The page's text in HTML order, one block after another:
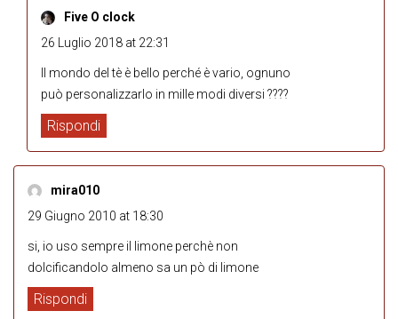
Five O clock
26 Luglio 2018 at 22:31
Il mondo del tè è bello perché è vario, ognuno
può personalizzarlo in mille modi diversi ????
Rispondi
mira010
29 Giugno 2010 at 18:30
si, io uso sempre il limone perchè non
dolcificandolo almeno sa un pò di limone
Rispondi